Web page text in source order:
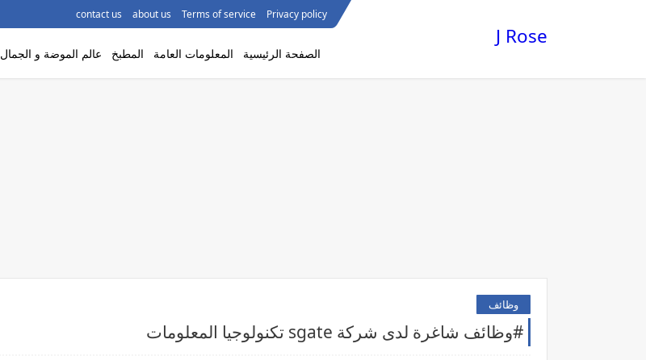
Privacy policy
Terms of service
about us
contact us
J Rose
الصفحة الرئيسية المعلومات العامة المطبخ عالم الموضة و الجمال
وظائف
#وظائف شاغرة لدى شركة sgate تكنولوجيا المعلومات